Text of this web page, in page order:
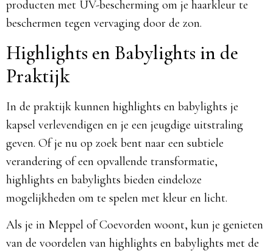
producten met UV-bescherming om je haarkleur te
beschermen tegen vervaging door de zon.
Highlights en Babylights in de
Praktijk
In de praktijk kunnen highlights en babylights je
kapsel verlevendigen en je een jeugdige uitstraling
geven. Of je nu op zoek bent naar een subtiele
verandering of een opvallende transformatie,
highlights en babylights bieden eindeloze
mogelijkheden om te spelen met kleur en licht.
Als je in Meppel of Coevorden woont, kun je genieten
van de voordelen van highlights en babylights met de